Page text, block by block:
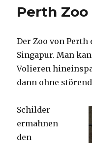
Perth Zoo
Der Zoo von
Singapur. Man
Volieren
dann ohne
Schilder
ermahnen
den